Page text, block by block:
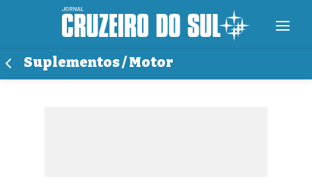
Suplementos / Motor